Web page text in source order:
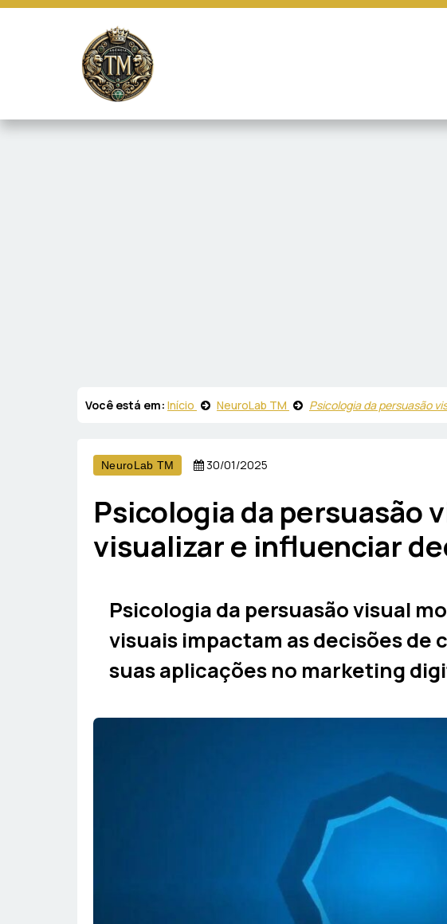
Você está em: Início NeuroLab TM Psicologia da persuasão
NeuroLab TM 30/01/2025
Psicologia da persuasão
visualizar e influenciar
Psicologia da persuasão visual
visuais impactam as decisões de
suas aplicações no marketing
marketing e fornecer conteúdo de terceiros. Leia mais em